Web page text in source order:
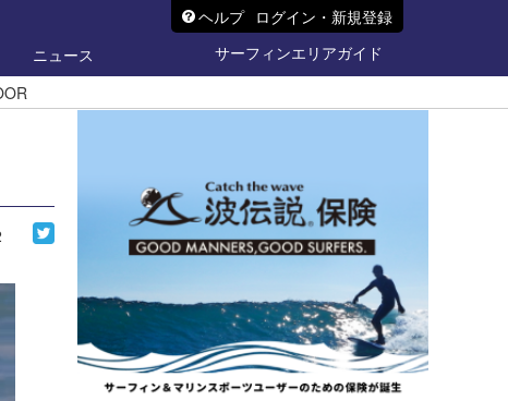
ヘルプ ログイン・新規登録
ニュース
サーフィンエリアガイド